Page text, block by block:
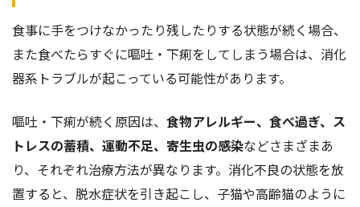
食事に手をつけなかったり残したりする状態が続く場合、
また食べたらすぐに嘔吐・下痢をしてしまう場合は、消化
器系トラブルが起こっている可能性があります。
嘔吐・下痢が続く原因は、 食物アレルギー、食べ過ぎ、ス
トレスの蓄積、運動不足、寄生虫の感染などさまざまあ
り、それぞれ治療方法が異なります。消化不良の状態を放
置すると、脱水症状を引き起こし、子猫や高齢猫のように